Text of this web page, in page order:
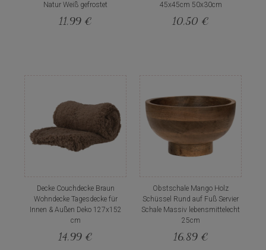
Natur Weiß gefrostet
11,99 €
45x45cm 50x30cm
10,50 €
Decke Couchdecke Braun
Wohndecke Tagesdecke für
Innen & Außen Deko 127x152
cm
14,99 €
Obstschale Mango Holz
Schüssel Rund auf Fuß Servier
Schale Massiv lebensmittelecht
25cm
16,89 €